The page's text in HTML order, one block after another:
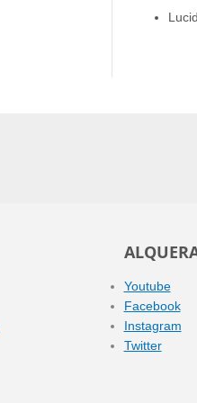
Youtube
Facebook
Instagram
Twitter